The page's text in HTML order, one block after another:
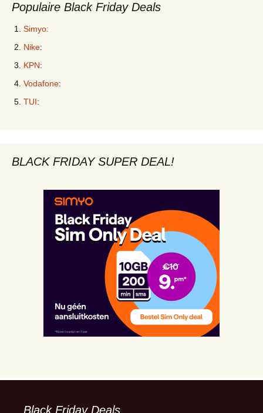
Populaire Black Friday Deals
Simyo:
Nike:
KPN:
Vodafone:
TUI:
BLACK FRIDAY SUPER DEAL!
Black Friday Deals